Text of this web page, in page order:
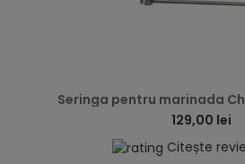
Seringa pentru marinada
129,00 lei
Citește